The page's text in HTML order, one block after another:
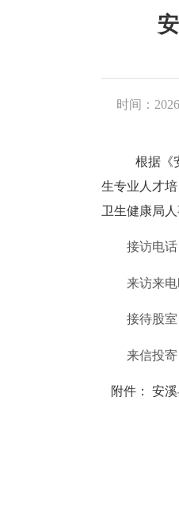
时间：
根据《
生专业人才
卫生健康局
接访电话
来访来
接待股
来信投
附件： 安